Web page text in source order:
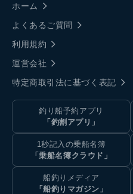
ホーム
よくあるご質問
利用規約
運営会社
特定商取引法に基づく表記
釣り船予約アプリ
「釣割アプリ」
1秒記入の乗船名簿
「乗船名簿クラウド」
船釣りメディア
「船釣りマガジン」